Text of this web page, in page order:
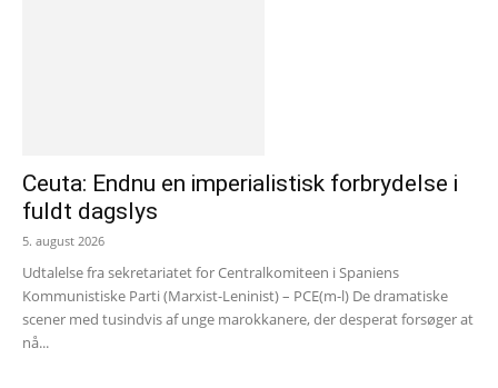
Ceuta: Endnu en imperialistisk forbrydelse i
fuldt dagslys
5. august 2026
Udtalelse fra sekretariatet for Centralkomiteen i Spaniens
Kommunistiske Parti (Marxist-Leninist) – PCE(m-l) De dramatiske
scener med tusindvis af unge marokkanere, der desperat forsøger at
nå...